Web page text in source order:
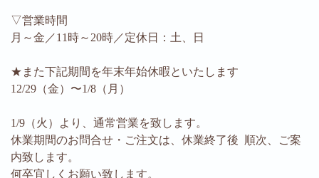
▽営業時間
月～金／11時～20時／定休日：土、日
★また下記期間を年末年始休暇といたします
12/29（金）〜1/8（月）
1/9（火）より、通常営業を致します。
休業期間のお問合せ・ご注文は、休業終了後 順次、ご案
内致します。
何卒宜しくお願い致します。